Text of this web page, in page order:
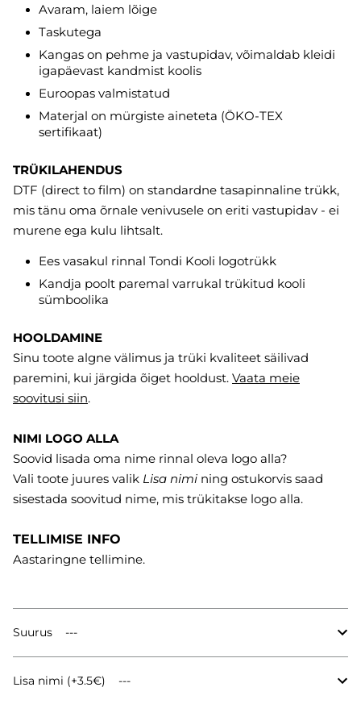
Avaram, laiem lõige
Taskutega
Kangas on pehme ja vastupidav, võimaldab kleidi
igapäevast kandmist koolis
Euroopas valmistatud
Materjal on mürgiste aineteta (ÖKO-TEX
sertifikaat)
TRÜKILAHENDUS
DTF (direct to film) on standardne tasapinnaline trükk,
mis tänu oma õrnale venivusele on eriti vastupidav - ei
murene ega kulu lihtsalt.
Ees vasakul rinnal Tondi Kooli logotrükk
Kandja poolt paremal varrukal trükitud kooli
sümboolika
HOOLDAMINE
Sinu toote algne välimus ja trüki kvaliteet säilivad
paremini, kui järgida õiget hooldust. Vaata meie
soovitusi siin.
NIMI LOGO ALLA
Soovid lisada oma nime rinnal oleva logo alla?
Vali toote juures valik Lisa nimi ning ostukorvis saad
sisestada soovitud nime, mis trükitakse logo alla.
TELLIMISE INFO
Aastaringne tellimine.
Suurus
Lisa nimi (+3.5€)